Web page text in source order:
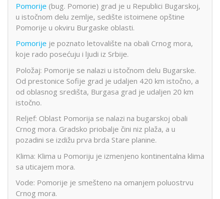
Pomorije (bug. Pomorie) grad je u Republici Bugarskoj,
u istočnom delu zemlje, sedište istoimene opštine
Pomorije u okviru Burgaske oblasti.
Pomorije je poznato letovalište na obali Crnog mora,
koje rado posećuju i ljudi iz Srbije.
Položaj: Pomorije se nalazi u istočnom delu Bugarske.
Od prestonice Sofije grad je udaljen 420 km istočno, a
od oblasnog središta, Burgasa grad je udaljen 20 km
istočno.
Reljef: Oblast Pomorija se nalazi na bugarskoj obali
Crnog mora. Gradsko priobalje čini niz plaža, a u
pozadini se izdižu prva brda Stare planine.
Klima: Klima u Pomoriju je izmenjeno kontinentalna klima
sa uticajem mora.
Vode: Pomorije je smešteno na omanjem poluostrvu
Crnog mora.